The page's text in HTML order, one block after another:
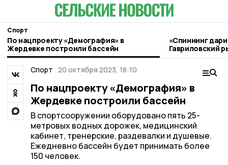
Спорт
По нацпроекту «Демография» в
Жердевке построили бассейн
«Спиннинг
Гавриловский
«читать» реку
Спорт 20 октября 2023, 18:10
По нацпроекту «Демография» в
Жердевке построили бассейн
В спортсооружении оборудовано пять 25-
метровых водных дорожек, медицинский
кабинет, тренерские, раздевалки и душевые.
Ежедневно бассейн будет принимать более
150 человек.